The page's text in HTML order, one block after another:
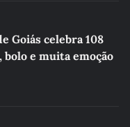
Goiás celebra 108
bolo e muita emoção